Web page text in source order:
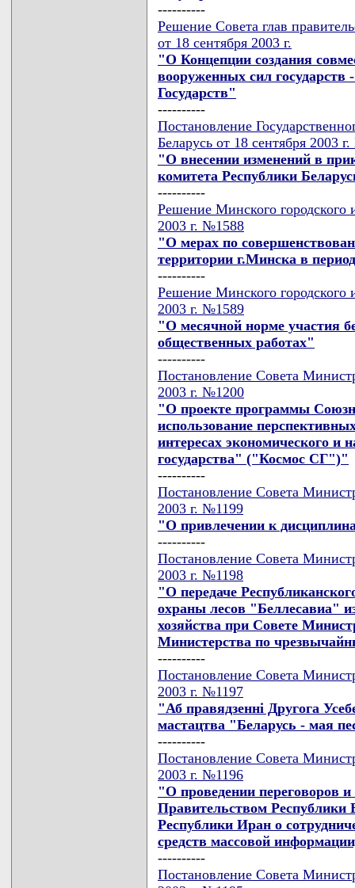
----------
Решение Совета глав
от 18 сентября 2003 г.
"О Концепции создания
вооруженных сил
Государств"
----------
Постановление
Беларусь от 18 сентября 2003
"О внесении изменений в
комитета Республики
----------
Решение Минского городского
2003 г. №1588
"О мерах по
территории г.Минска в
----------
Решение Минского городского
2003 г. №1589
"О месячной норме участия
общественных работах"
----------
Постановление Совета
2003 г. №1200
"О проекте программы
использование
интересах экономического и
государства" ("Космос СГ")"
----------
Постановление Совета
2003 г. №1199
"О привлечении к
----------
Постановление Совета
2003 г. №1198
"О передаче
охраны лесов "Беллесавиа"
хозяйства при Совете
Министерства по
----------
Постановление Совета
2003 г. №1197
"Аб правядзеннi Другога
мастацтва "Беларусь - мая
----------
Постановление Совета
2003 г. №1196
"О проведении переговоров
Правительством Республики
Республики Иран о
средств массовой
----------
Постановление Совета